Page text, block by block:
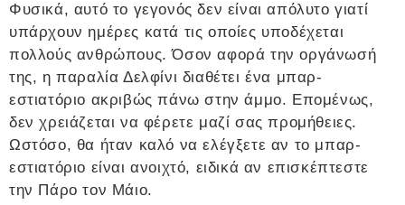
Φυσικά, αυτό το γεγονός δεν είναι απόλυτο γιατί
υπάρχουν ημέρες κατά τις οποίες υποδέχεται
πολλούς ανθρώπους. Όσον αφορά την οργάνωσή
της, η παραλία Δελφίνι διαθέτει ένα μπαρ-
εστιατόριο ακριβώς πάνω στην άμμο. Επομένως,
δεν χρειάζεται να φέρετε μαζί σας προμήθειες.
Ωστόσο, θα ήταν καλό να ελέγξετε αν το μπαρ-
εστιατόριο είναι ανοιχτό, ειδικά αν επισκέπτεστε
την Πάρο τον Μάιο.